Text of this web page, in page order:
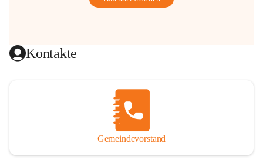
Kontakte
Gemeindevorstand